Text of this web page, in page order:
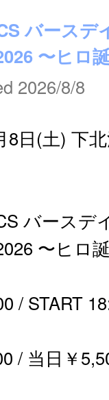
バース
〜ヒロ誕
2026/8/8
8日(土) 下
バースデ
〜ヒロ誕
/ START
/ 当日￥